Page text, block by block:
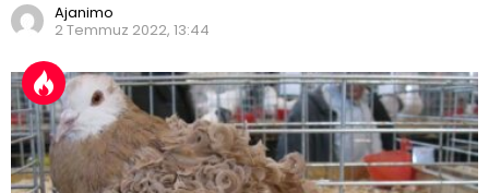
Ajanimo
2 Temmuz 2022, 13:44